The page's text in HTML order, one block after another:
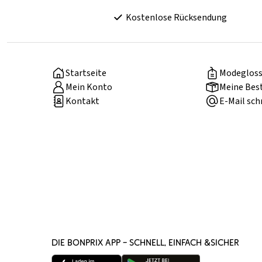
Kostenlose Rücksendung
Startseite
Mein Konto
Meine
Kontakt
E-Mail
DIE BONPRIX APP – SCHNELL, EINFACH &SICHER